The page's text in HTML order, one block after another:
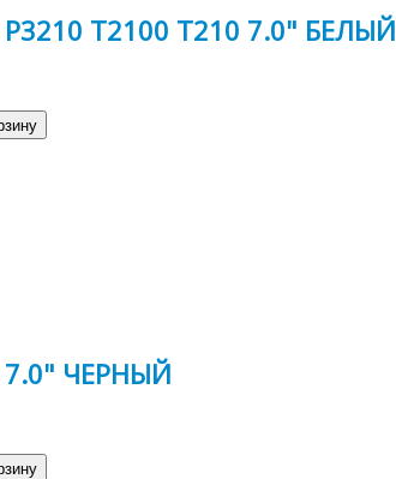
T2100 T210 7.0" БЕЛЫЙ
7.0" ЧЕРНЫЙ